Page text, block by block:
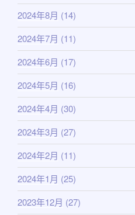
2024年8月 (14)
2024年7月 (11)
2024年6月 (17)
2024年5月 (16)
2024年4月 (30)
2024年3月 (27)
2024年2月 (11)
2024年1月 (25)
2023年12月 (27)